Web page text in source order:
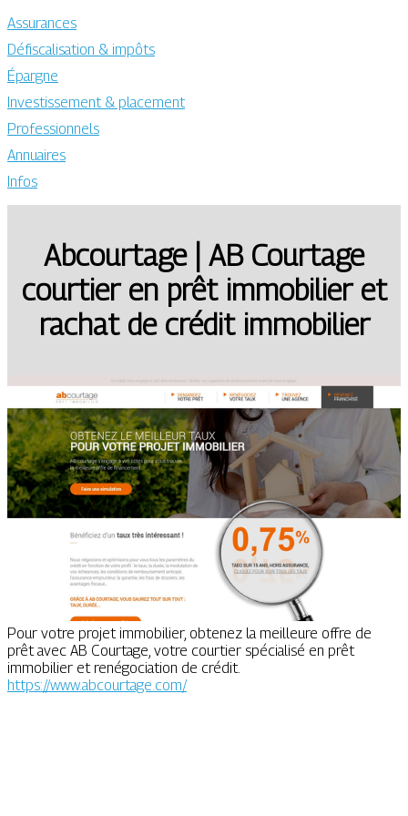
Assurances
Défiscalisation & impôts
Épargne
Investissement & placement
Professionnels
Annuaires
Infos
Abcourtage | AB Courtage
courtier en prêt immobilier et
rachat de crédit immobilier
Pour votre projet immobilier, obtenez la meilleure offre de
prêt avec AB Courtage, votre courtier spécialisé en prêt
immobilier et renégociation de crédit.
https://www.abcourtage.com/